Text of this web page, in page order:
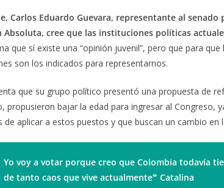
Carlos Eduardo Guevara, representante al
Absoluta, cree que las instituciones políticas
que sí existe una “opinión juvenil”, pero que para
son los indicados para representarnos.
que su grupo político presentó una propuesta de
propusieron bajar la edad para ingresar al Congreso,
de aplicar a estos puestos y que buscan un cambio en
Yo voy a votar porque creo que Colombia todavía
de tanto caos que vive actualmente❞ Catalina